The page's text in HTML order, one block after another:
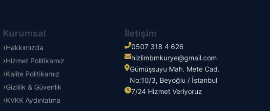
Kurumsal
Hakkımızda
Hizmet Politikamız
Kalite Politikamız
Gizlilik & Güvenlik
KVKK Aydınlatma
İletişim
0507 318 4 626
hizlimbmkurye@gmail.com
Gümüşsuyu Mah. Mete Cad.
No:10/3, Beyoğlu / İstanbul
7/24 Hizmet Veriyoruz